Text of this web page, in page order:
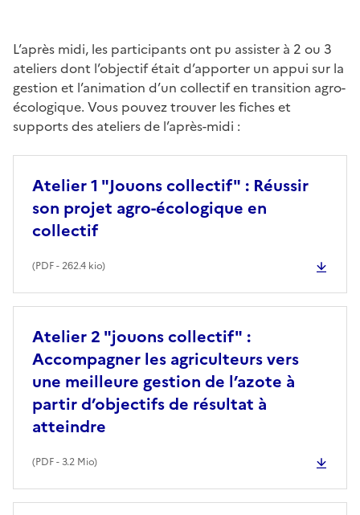
L’après midi, les participants ont pu assister à 2 ou 3
ateliers dont l’objectif était d’apporter un appui sur la
gestion et l’animation d’un collectif en transition agro-
écologique. Vous pouvez trouver les fiches et
supports des ateliers de l’après-midi :
Atelier 1 "Jouons collectif" : Réussir
son projet agro-écologique en
collectif
(PDF- 262.4 kio)
Atelier 2 "jouons collectif" :
Accompagner les agriculteurs vers
une meilleure gestion de l’azote à
partir d’objectifs de résultat à
atteindre
(PDF- 3.2 Mio)